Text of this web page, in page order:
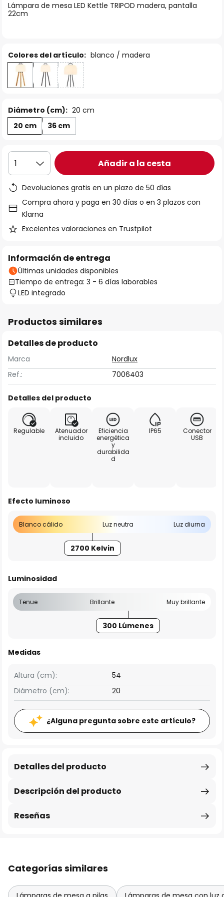
galería
de
Lámpara de mesa LED Kettle TRIPOD madera, pantalla
22cm
Colores del artículo: blanco / madera
Diámetro (cm): 20 cm
20 cm
36 cm
1 Añadir a la cesta
Devoluciones gratis en un plazo de 50 días
Compra ahora y paga en 30 días o en 3 plazos con
Klarna
Excelentes valoraciones en Trustpilot
Información de entrega
Últimas unidades disponibles
Tiempo de entrega: 3 - 6 días laborables
LED integrado
Productos similares
Detalles de producto
Marca
Nordlux
Ref.:
7006403
Detalles del producto
Regulable
Atenuador
incluido
Eficiencia
energética
y
durabilida
d
IP65
Conector
USB
Efecto luminoso
Blanco cálido Luz neutra Luz diurna
2700 Kelvin
Luminosidad
Tenue Brillante Muy brillante
300 Lúmenes
Medidas
Altura (cm):
54
Diámetro (cm):
20
¿Alguna pregunta sobre este artículo?
Descripción del producto
Detalles del producto
Reseñas
Categorías similares